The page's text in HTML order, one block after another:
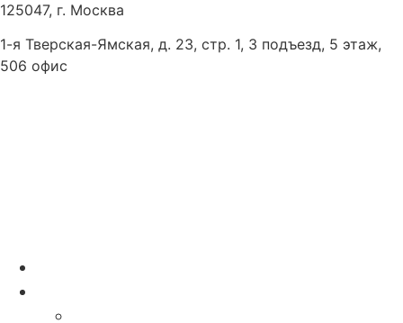
125047, г. Москва
1-я Тверская-Ямская, д. 23, стр. 1, 3 подъезд, 5 этаж,
506 офис